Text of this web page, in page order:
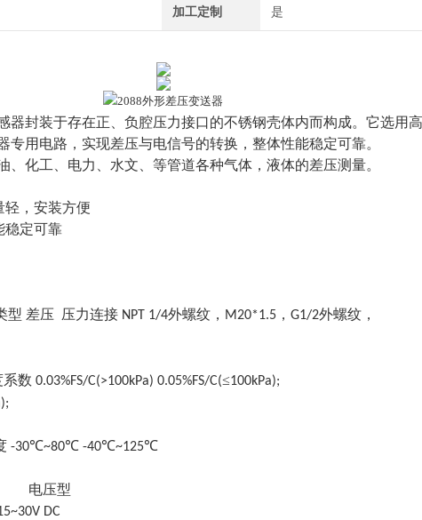
加工定制 是
器封装于存在正、负腔压力接口的不锈钢壳体内而构成。它选用
专用电路，实现差压与电信号的转换，整体性能稳定可靠。
、化工、电力、水文、等管道各种气体，液体的差压测量。
轻，安装方便
稳定可靠
型 差压 压力连接 NPT 1/4外螺纹， M20*1.5 ， G1/2外螺纹，
数 0.03%FS/C(>100kPa) 0.05%FS/C(≤100kPa);
-30℃~80℃ -40℃~125℃
电压型
DC